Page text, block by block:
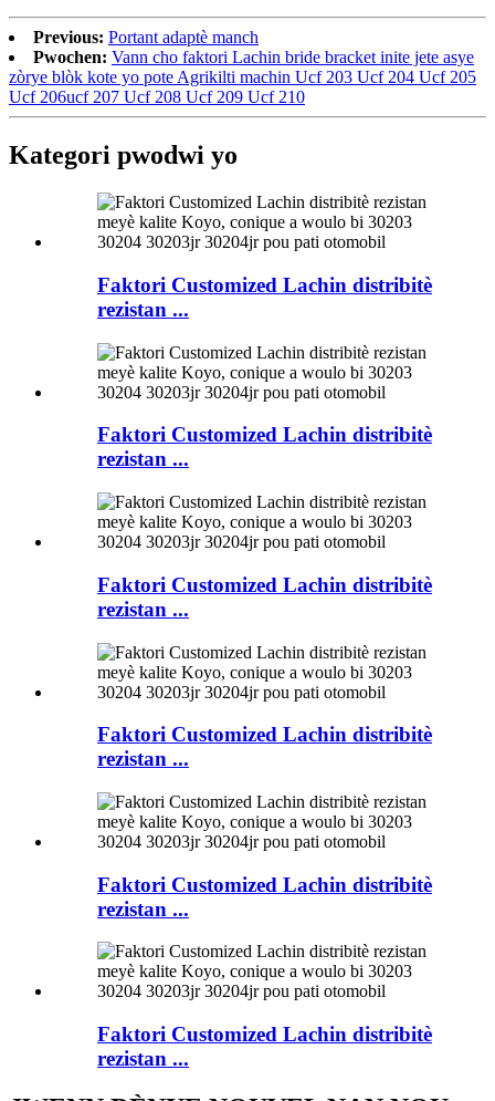
Previous: Portant adaptè manch
Pwochen: Vann cho faktori Lachin bride bracket inite jete asye
zòrye blòk kote yo pote Agrikilti machin Ucf 203 Ucf 204 Ucf 205
Ucf 206ucf 207 Ucf 208 Ucf 209 Ucf 210
Kategori pwodwi yo
Faktori Customized Lachin distribitè
rezistan ...
Faktori Customized Lachin distribitè
rezistan ...
Faktori Customized Lachin distribitè
rezistan ...
Faktori Customized Lachin distribitè
rezistan ...
Faktori Customized Lachin distribitè
rezistan ...
Faktori Customized Lachin distribitè
rezistan ...